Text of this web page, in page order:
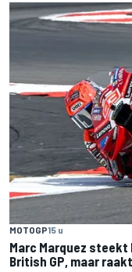
MOTOGP15 u
Marc Marquez steekt
British GP, maar